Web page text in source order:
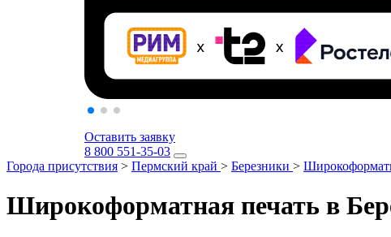
Оставить заявку
8 800 551-35-03
Города присутствия > Пермский край > Березники >
Широкоформатная печать в